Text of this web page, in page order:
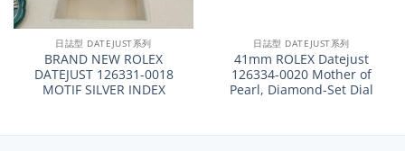
日誌型 DATEJUST系列
BRAND NEW ROLEX
DATEJUST 126331-0018
MOTIF SILVER INDEX
日誌型 DATEJUST系列
41mm ROLEX Datejust
126334-0020 Mother of
Pearl, Diamond-Set Dial